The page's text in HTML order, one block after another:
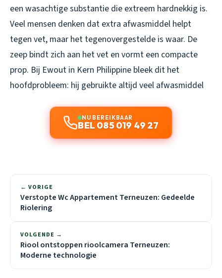
een wasachtige substantie die extreem hardnekkig is.
Veel mensen denken dat extra afwasmiddel helpt
tegen vet, maar het tegenovergestelde is waar. De
zeep bindt zich aan het vet en vormt een compacte
prop. Bij Ewout in Kern Philippine bleek dit het
hoofdprobleem: hij gebruikte altijd veel afwasmiddel
NU BEREIKBAAR
BEL 085 019 49 27
← VORIGE
Verstopte Wc Appartement Terneuzen: Gedeelde
Riolering
VOLGENDE →
Riool ontstoppen rioolcamera Terneuzen:
Moderne technologie